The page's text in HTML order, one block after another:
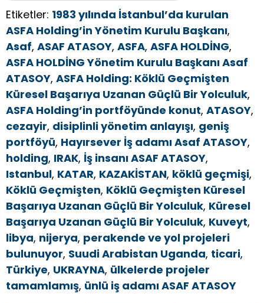
Etiketler: 1983 yılında İstanbul’da kurulan
ASFA Holding’in Yönetim Kurulu Başkanı,
Asaf, ASAF ATASOY, ASFA, ASFA HOLDİNG,
ASFA HOLDİNG Yönetim Kurulu Başkanı Asaf
ATASOY, ASFA Holding: Köklü Geçmişten
Küresel Başarıya Uzanan Güçlü Bir Yolculuk,
ASFA Holding’in portföyünde konut, ATASOY,
cezayir, disiplinli yönetim anlayışı, geniş
portföyü, Hayırsever İş adamı Asaf ATASOY,
holding, IRAK, İş insanı ASAF ATASOY,
Istanbul, KATAR, KAZAKİSTAN, köklü geçmişi,
Köklü Geçmişten, Köklü Geçmişten Küresel
Başarıya Uzanan Güçlü Bir Yolculuk, Küresel
Başarıya Uzanan Güçlü Bir Yolculuk, Kuveyt,
libya, nijerya, perakende ve yol projeleri
bulunuyor, Suudi Arabistan Uganda, ticari,
Türkiye, UKRAYNA, ülkelerde projeler
tamamlamış, ünlü iş adamı ASAF ATASOY